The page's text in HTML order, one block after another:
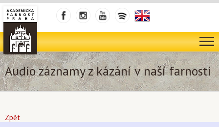
Audio záznamy z kázání v naší farnosti
Zpět